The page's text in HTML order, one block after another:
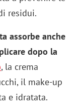
residui.
assorbe anche
dopo la
, la crema
il make-up
e idratata.